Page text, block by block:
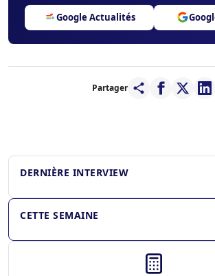
Google Actualités
Partager
DERNIÈRE INTERVIEW
autonome permettra aux poids lourds
presque sans interruption »
CETTE SEMAINE